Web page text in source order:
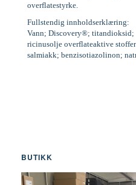
overflatestyrke.
Fullstendig innholdserklæring:
Vann; Discovery®; titandioksid;
ricinusolje overflateaktive
salmiakk; benzisotiazolinon;
BUTIKK